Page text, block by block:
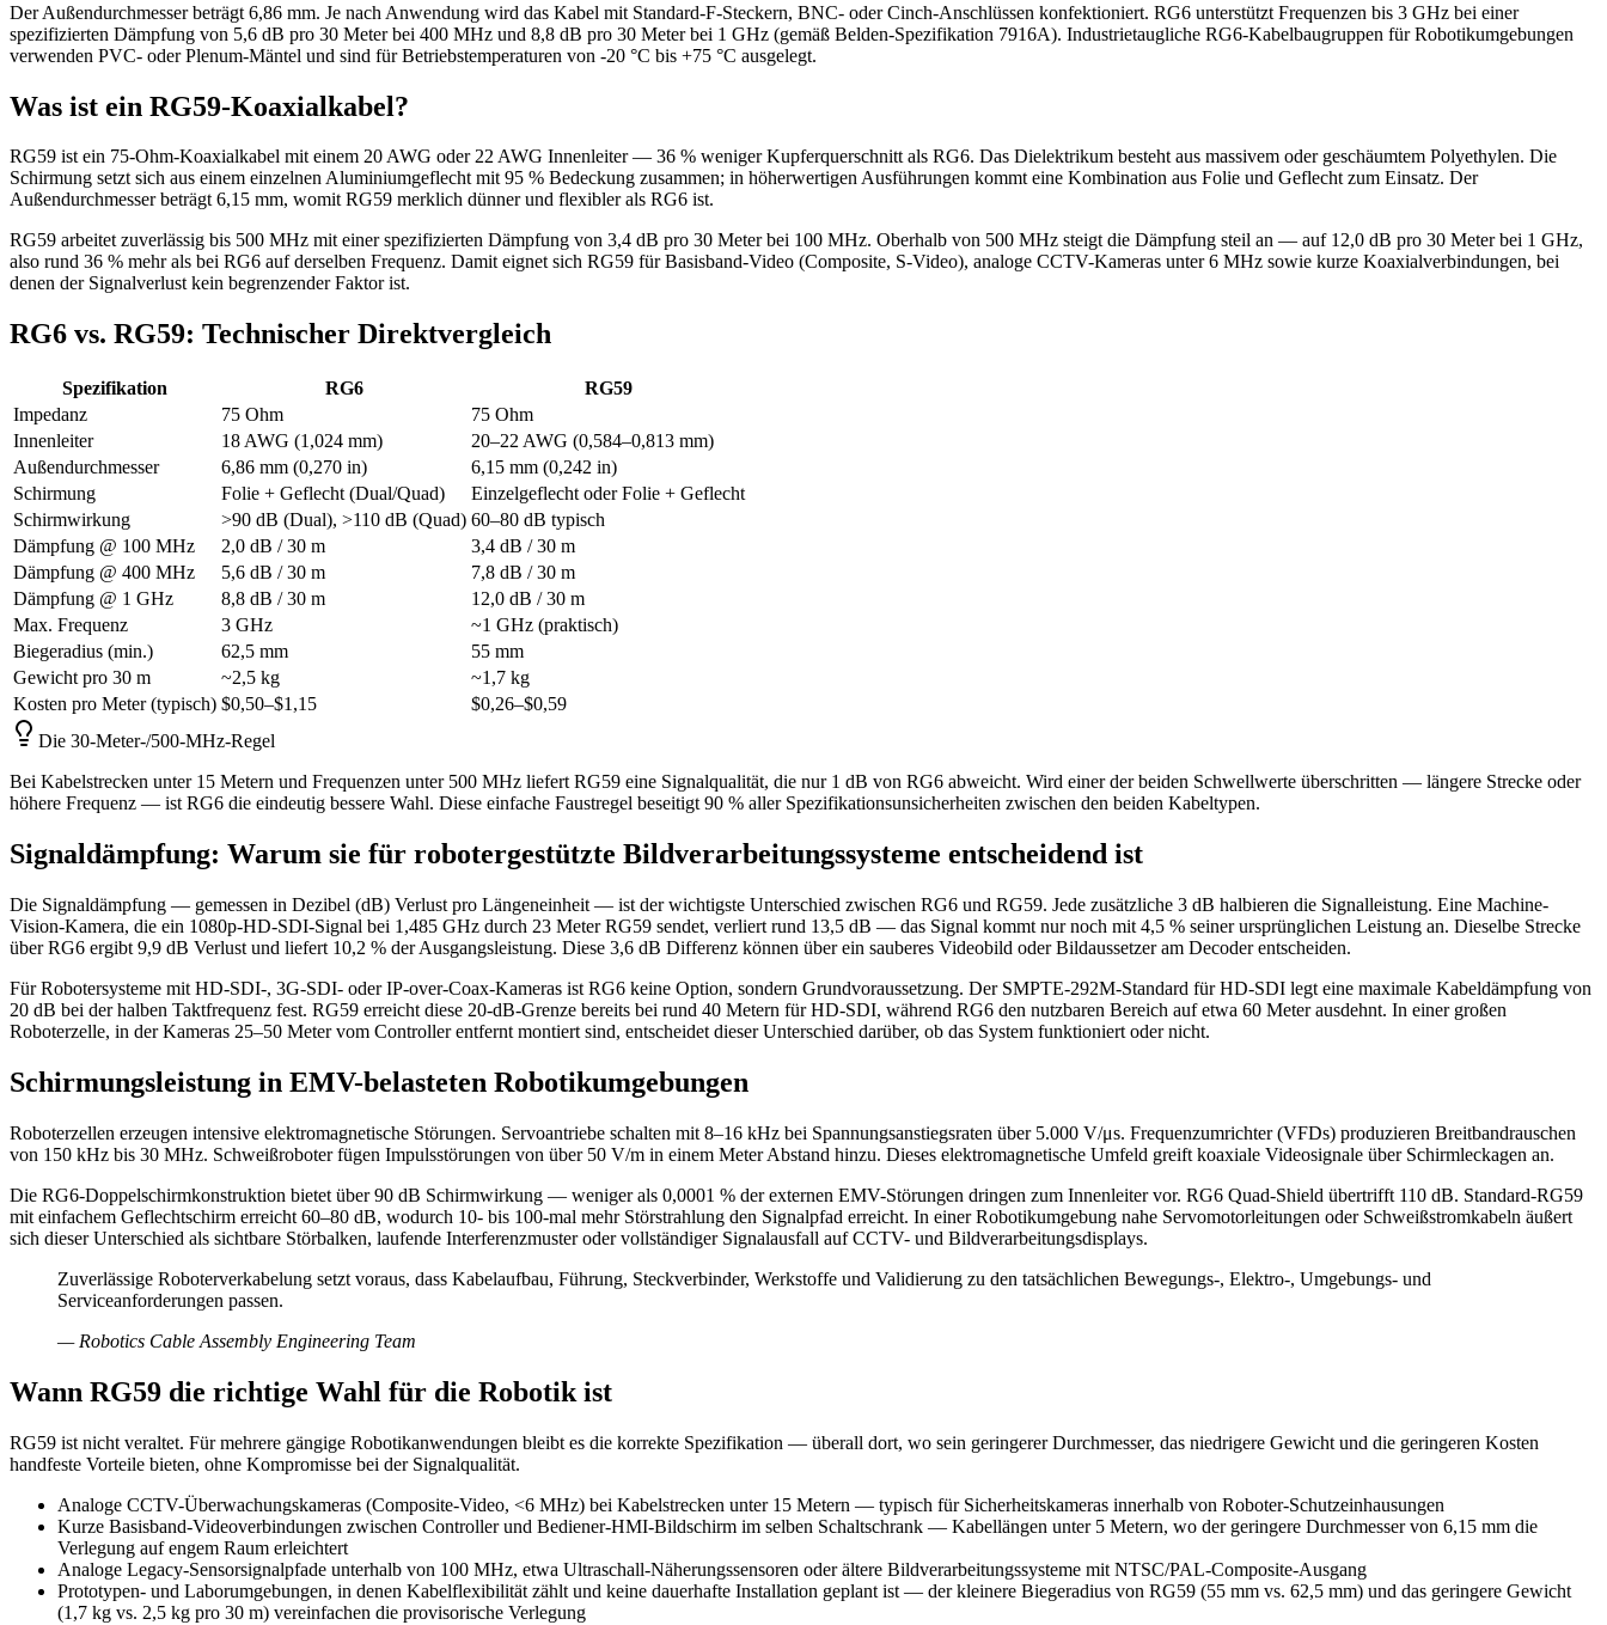
Der Außendurchmesser beträgt 6,86 mm. Je nach Anwendung wird das Kabel mit Standard-F-Steckern, BNC- oder Cinch-Anschlüssen konfektioniert. RG6 unterstützt Frequenzen bis 3 GHz bei einer
spezifizierten Dämpfung von 5,6 dB pro 30 Meter bei 400 MHz und 8,8 dB pro 30 Meter bei 1 GHz (gemäß Belden-Spezifikation 7916A). Industrietaugliche RG6-Kabelbaugruppen für Robotikumgebungen
verwenden PVC- oder Plenum-Mäntel und sind für Betriebstemperaturen von -20 °C bis +75 °C ausgelegt.
Was ist ein RG59-Koaxialkabel?
RG59 ist ein 75-Ohm-Koaxialkabel mit einem 20 AWG oder 22 AWG Innenleiter — 36 % weniger Kupferquerschnitt als RG6. Das Dielektrikum besteht aus massivem oder geschäumtem Polyethylen. Die
Schirmung setzt sich aus einem einzelnen Aluminiumgeflecht mit 95 % Bedeckung zusammen; in höherwertigen Ausführungen kommt eine Kombination aus Folie und Geflecht zum Einsatz. Der
Außendurchmesser beträgt 6,15 mm, womit RG59 merklich dünner und flexibler als RG6 ist.
RG59 arbeitet zuverlässig bis 500 MHz mit einer spezifizierten Dämpfung von 3,4 dB pro 30 Meter bei 100 MHz. Oberhalb von 500 MHz steigt die Dämpfung steil an — auf 12,0 dB pro 30 Meter bei 1 GHz,
also rund 36 % mehr als bei RG6 auf derselben Frequenz. Damit eignet sich RG59 für Basisband-Video (Composite, S-Video), analoge CCTV-Kameras unter 6 MHz sowie kurze Koaxialverbindungen, bei
denen der Signalverlust kein begrenzender Faktor ist.
RG6 vs. RG59: Technischer Direktvergleich
Spezifikation RG6
RG59
Impedanz
75 Ohm
75 Ohm
Innenleiter
18 AWG (1,024 mm)
20–22 AWG (0,584–0,813 mm)
Außendurchmesser
6,86 mm (0,270 in)
6,15 mm (0,242 in)
Schirmung
Folie + Geflecht (Dual/Quad)
Einzelgeflecht oder Folie + Geflecht
Schirmwirkung
>90 dB (Dual), >110 dB (Quad) 60–80 dB typisch
Dämpfung @ 100 MHz
2,0 dB / 30 m
3,4 dB / 30 m
Dämpfung @ 400 MHz
5,6 dB / 30 m
7,8 dB / 30 m
Dämpfung @ 1 GHz
8,8 dB / 30 m
12,0 dB / 30 m
Max. Frequenz
3 GHz
~1 GHz (praktisch)
Biegeradius (min.)
62,5 mm
55 mm
Gewicht pro 30 m
~2,5 kg
~1,7 kg
Kosten pro Meter (typisch) $0,50–$1,15
$0,26–$0,59
Die 30-Meter-/500-MHz-Regel
Bei Kabelstrecken unter 15 Metern und Frequenzen unter 500 MHz liefert RG59 eine Signalqualität, die nur 1 dB von RG6 abweicht. Wird einer der beiden Schwellwerte überschritten — längere Strecke oder
höhere Frequenz — ist RG6 die eindeutig bessere Wahl. Diese einfache Faustregel beseitigt 90 % aller Spezifikationsunsicherheiten zwischen den beiden Kabeltypen.
Signaldämpfung: Warum sie für robotergestützte Bildverarbeitungssysteme entscheidend ist
Die Signaldämpfung — gemessen in Dezibel (dB) Verlust pro Längeneinheit — ist der wichtigste Unterschied zwischen RG6 und RG59. Jede zusätzliche 3 dB halbieren die Signalleistung. Eine Machine-
Vision-Kamera, die ein 1080p-HD-SDI-Signal bei 1,485 GHz durch 23 Meter RG59 sendet, verliert rund 13,5 dB — das Signal kommt nur noch mit 4,5 % seiner ursprünglichen Leistung an. Dieselbe Strecke
über RG6 ergibt 9,9 dB Verlust und liefert 10,2 % der Ausgangsleistung. Diese 3,6 dB Differenz können über ein sauberes Videobild oder Bildaussetzer am Decoder entscheiden.
Für Robotersysteme mit HD-SDI-, 3G-SDI- oder IP-over-Coax-Kameras ist RG6 keine Option, sondern Grundvoraussetzung. Der SMPTE-292M-Standard für HD-SDI legt eine maximale Kabeldämpfung von
20 dB bei der halben Taktfrequenz fest. RG59 erreicht diese 20-dB-Grenze bereits bei rund 40 Metern für HD-SDI, während RG6 den nutzbaren Bereich auf etwa 60 Meter ausdehnt. In einer großen
Roboterzelle, in der Kameras 25–50 Meter vom Controller entfernt montiert sind, entscheidet dieser Unterschied darüber, ob das System funktioniert oder nicht.
Schirmungsleistung in EMV-belasteten Robotikumgebungen
Roboterzellen erzeugen intensive elektromagnetische Störungen. Servoantriebe schalten mit 8–16 kHz bei Spannungsanstiegsraten über 5.000 V/μs. Frequenzumrichter (VFDs) produzieren Breitbandrauschen
von 150 kHz bis 30 MHz. Schweißroboter fügen Impulsstörungen von über 50 V/m in einem Meter Abstand hinzu. Dieses elektromagnetische Umfeld greift koaxiale Videosignale über Schirmleckagen an.
Die RG6-Doppelschirmkonstruktion bietet über 90 dB Schirmwirkung — weniger als 0,0001 % der externen EMV-Störungen dringen zum Innenleiter vor. RG6 Quad-Shield übertrifft 110 dB. Standard-RG59
mit einfachem Geflechtschirm erreicht 60–80 dB, wodurch 10- bis 100-mal mehr Störstrahlung den Signalpfad erreicht. In einer Robotikumgebung nahe Servomotorleitungen oder Schweißstromkabeln äußert
sich dieser Unterschied als sichtbare Störbalken, laufende Interferenzmuster oder vollständiger Signalausfall auf CCTV- und Bildverarbeitungsdisplays.
Zuverlässige Roboterverkabelung setzt voraus, dass Kabelaufbau, Führung, Steckverbinder, Werkstoffe und Validierung zu den tatsächlichen Bewegungs-, Elektro-, Umgebungs- und
Serviceanforderungen passen.
— Robotics Cable Assembly Engineering Team
Wann RG59 die richtige Wahl für die Robotik ist
RG59 ist nicht veraltet. Für mehrere gängige Robotikanwendungen bleibt es die korrekte Spezifikation — überall dort, wo sein geringerer Durchmesser, das niedrigere Gewicht und die geringeren Kosten
handfeste Vorteile bieten, ohne Kompromisse bei der Signalqualität.
Analoge CCTV-Überwachungskameras (Composite-Video, <6 MHz) bei Kabelstrecken unter 15 Metern — typisch für Sicherheitskameras innerhalb von Roboter-Schutzeinhausungen
Kurze Basisband-Videoverbindungen zwischen Controller und Bediener-HMI-Bildschirm im selben Schaltschrank — Kabellängen unter 5 Metern, wo der geringere Durchmesser von 6,15 mm die
Verlegung auf engem Raum erleichtert
Analoge Legacy-Sensorsignalpfade unterhalb von 100 MHz, etwa Ultraschall-Näherungssensoren oder ältere Bildverarbeitungssysteme mit NTSC/PAL-Composite-Ausgang
Prototypen- und Laborumgebungen, in denen Kabelflexibilität zählt und keine dauerhafte Installation geplant ist — der kleinere Biegeradius von RG59 (55 mm vs. 62,5 mm) und das geringere Gewicht
(1,7 kg vs. 2,5 kg pro 30 m) vereinfachen die provisorische Verlegung